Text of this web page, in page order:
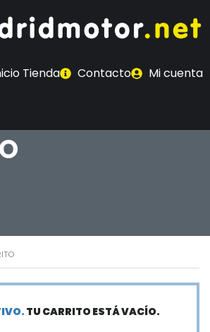
Tienda Contacto Mi cuenta
TU CARRITO ESTÁ VACÍO.